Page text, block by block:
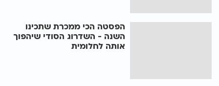
הפסטה הכי ממכרת שתכינו
השנה - השדרוג הסודי שיהפוך
אותה לחלומית